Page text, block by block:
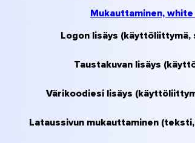
Mukauttaminen,
Logon lisäys (käyttöliittymä,
Taustakuvan lisäys
Värikoodiesi lisäys
Lataussivun mukauttaminen